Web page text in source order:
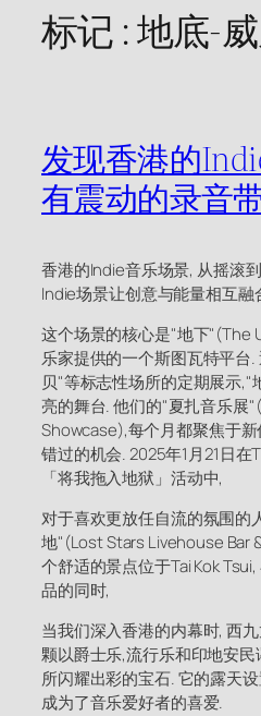
标记 :地底-
发现香港的
有震动的录音
香港的Indie音乐场景, 从摇滚
Indie场景让创意与能量相互融
这个场景的核心是"地下"(The
乐家提供的一个斯图瓦特平台
贝"等标志性场所的定期展示,"
亮的舞台. 他们的"夏扎音乐展
Showcase),每个月都聚焦于
错过的机会. 2025年1月21日在
「将我拖入地狱」活动中,
对于喜欢更放任自流的氛围的
地"(Lost Stars Livehouse Bar
个舒适的景点位于Tai Kok
品的同时,
当我们深入香港的内幕时, 西
颗以爵士乐,流行乐和印地安
所闪耀出彩的宝石. 它的露天
成为了音乐爱好者的喜爱.